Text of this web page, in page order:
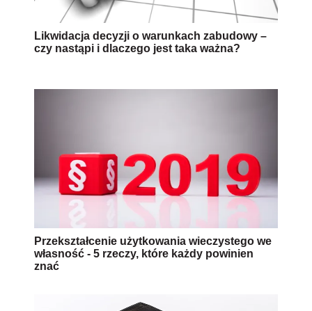
Likwidacja decyzji o warunkach zabudowy –
czy nastąpi i dlaczego jest taka ważna?
Przekształcenie użytkowania wieczystego we
własność - 5 rzeczy, które każdy powinien
znać